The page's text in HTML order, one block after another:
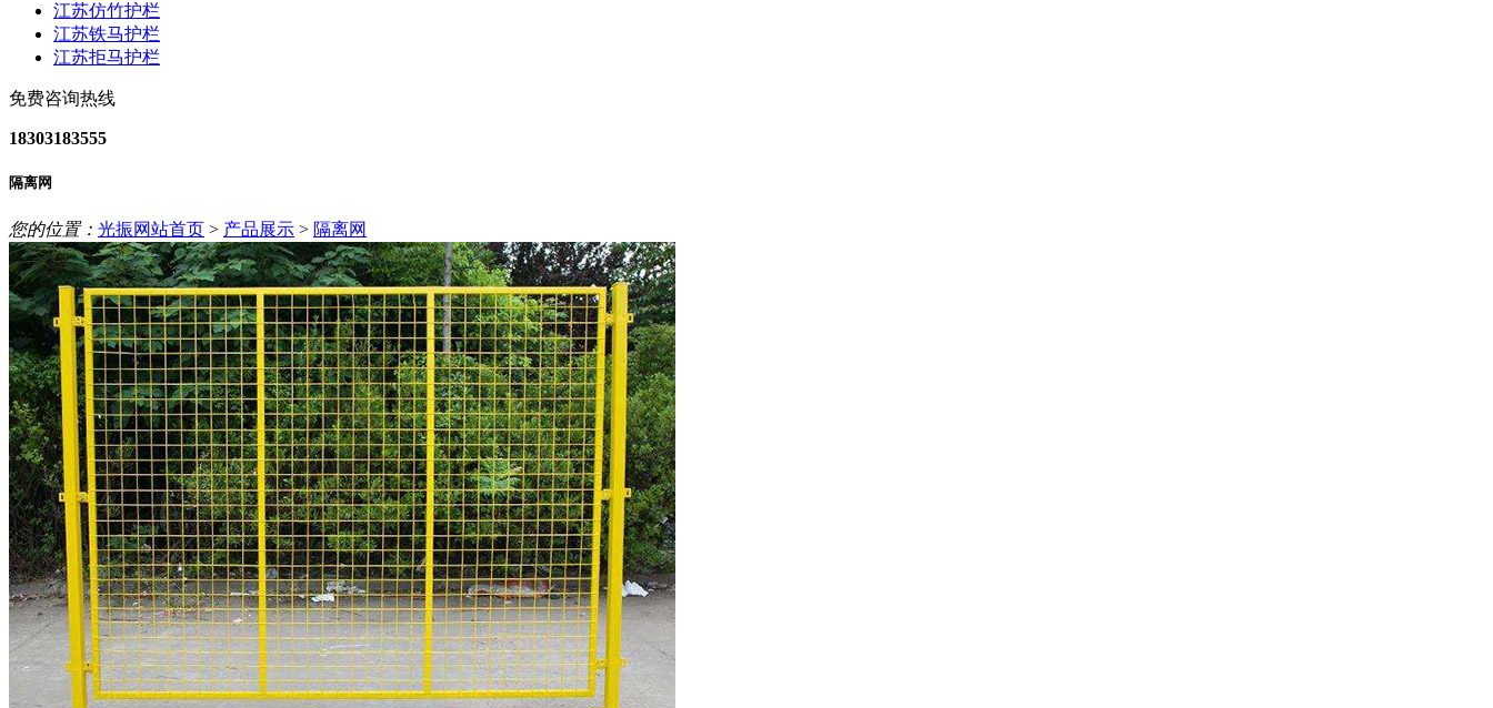
江苏仿竹护栏
江苏铁马护栏
江苏拒马护栏
免费咨询热线
18303183555
隔离网
您的位置： 光振网站首页 > 产品展示 > 隔离网